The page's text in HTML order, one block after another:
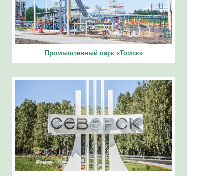
Промышленный парк «Томск»